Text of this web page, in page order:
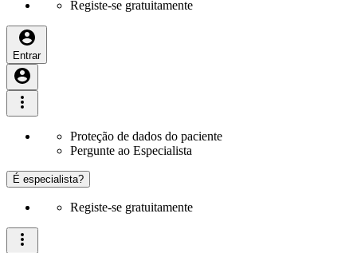
Registe-se gratuitamente
Entrar
Proteção de dados do paciente
Pergunte ao Especialista
É especialista?
Registe-se gratuitamente